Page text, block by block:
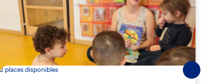
2 places disponibles